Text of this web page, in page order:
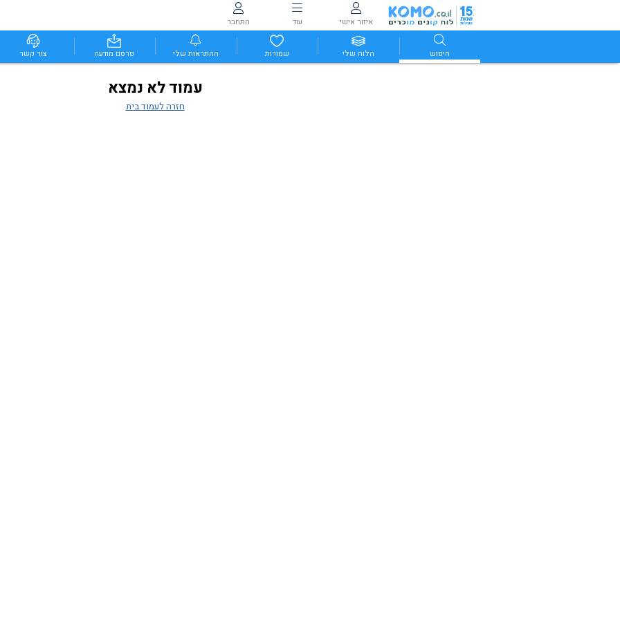
איזור אישי עוד התחבר
חיפוש הלוח שלי שמורות ההתראות שלי פרסם מודעה צור קשר
עמוד לא נמצא
חזרה לעמוד בית